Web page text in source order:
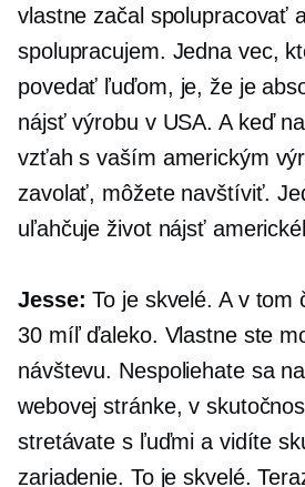
vlastne začal spolupracovať
spolupracujem. Jedna vec,
povedať ľuďom, je, že je
nájsť výrobu v USA. A keď
vzťah s vaším americkým
zavolať, môžete navštíviť.
uľahčuje život nájsť
Jesse: To je skvelé. A v tom
30 míľ ďaleko. Vlastne ste
návštevu. Nespoliehate sa
webovej stránke, v
stretávate s ľuďmi a vidíte
zariadenie. To je skvelé.